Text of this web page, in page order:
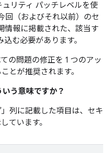
リティ パッチレベルを使
回（およびそれ以前）のセ
情報に掲載された、該当す
む必要があります。
の問題の修正を 1 つのアッ
とが推奨されます。
う意味ですか？
列に記載した項目は、セキ
ています。